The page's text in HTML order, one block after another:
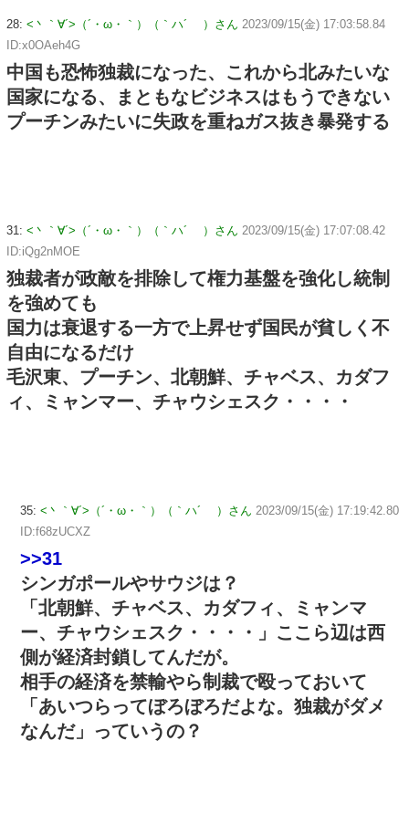
28: <丶｀∀´>（´・ω・｀）（｀ハ´ ）さん 2023/09/15(金) 17:03:58.84
ID:x0OAeh4G
中国も恐怖独裁になった、これから北みたいな
国家になる、まともなビジネスはもうできない
プーチンみたいに失政を重ねガス抜き暴発する
31: <丶｀∀´>（´・ω・｀）（｀ハ´ ）さん 2023/09/15(金) 17:07:08.42
ID:iQg2nMOE
独裁者が政敵を排除して権力基盤を強化し統制
を強めても
国力は衰退する一方で上昇せず国民が貧しく不
自由になるだけ
毛沢東、プーチン、北朝鮮、チャベス、カダフ
ィ、ミャンマー、チャウシェスク・・・・
35: <丶｀∀´>（´・ω・｀）（｀ハ´ ）さん 2023/09/15(金) 17:19:42.80
ID:f68zUCXZ
>>31
シンガポールやサウジは？
「北朝鮮、チャベス、カダフィ、ミャンマ
ー、チャウシェスク・・・・」ここら辺は西
側が経済封鎖してんだが。
相手の経済を禁輸やら制裁で殴っておいて
「あいつらってぼろぼろだよな。独裁がダメ
なんだ」っていうの？